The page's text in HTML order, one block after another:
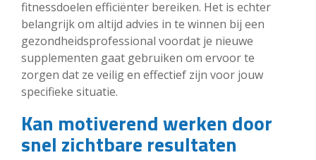
fitnessdoelen efficiënter bereiken. Het is echter
belangrijk om altijd advies in te winnen bij een
gezondheidsprofessional voordat je nieuwe
supplementen gaat gebruiken om ervoor te
zorgen dat ze veilig en effectief zijn voor jouw
specifieke situatie.
Kan motiverend werken door
snel zichtbare resultaten